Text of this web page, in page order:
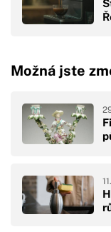
Možná jste